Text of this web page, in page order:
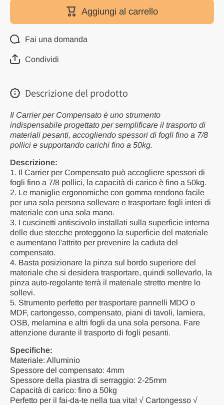
di Trasporto
per Pannelli
Aggiungi al carrello
Fai una domanda
Condividi
Descrizione del prodotto
Il Carrier per Compensato è uno strumento
indispensabile progettato per semplificare il trasporto di
materiali pesanti, accogliendo spessori di fogli fino a 7/8
pollici e supportando carichi fino a 50kg.
Descrizione:
1. Il Carrier per Compensato può accogliere spessori di
fogli fino a 7/8 pollici, la capacità di carico è fino a 50kg.
2. Le maniglie ergonomiche con gomma rendono facile
per una sola persona sollevare e trasportare fogli interi di
materiale con una sola mano.
3. I cuscinetti antiscivolo installati sulla superficie interna
delle due stecche proteggono la superficie del materiale
e aumentano l'attrito per prevenire la caduta del
compensato.
4. Basta posizionare la pinza sul bordo superiore del
materiale che si desidera trasportare, quindi sollevarlo, la
pinza auto-regolante terrà il materiale stretto mentre lo
sollevi.
5. Strumento perfetto per trasportare pannelli MDO o
MDF, cartongesso, compensato, piani di tavoli, lamiera,
OSB, melamina e altri fogli da una sola persona. Fare
attenzione durante il trasporto di fogli pesanti.
Specifiche:
Materiale: Alluminio
Spessore del compensato: 4mm
Spessore della piastra di serraggio: 2-25mm
Capacità di carico: fino a 50kg
Perfetto per il fai-da-te nella tua vita! √ Cartongesso √